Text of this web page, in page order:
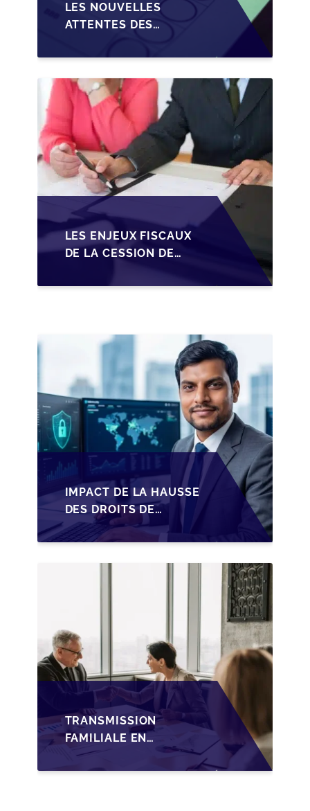
LES NOUVELLES
ATTENTES DES
TRANSMISSION DES
PME BELGES
LES ENJEUX FISCAUX
DE LA CESSION DE
LES DIRIGEANTS DE
IMPACT DE LA HAUSSE
DES DROITS DE
SUCCESSION EN
WALLONIE SUR LA
TRANSMISSION
TRANSMISSION
FAMILIALE EN
WALLONIE :
NOUVELLES